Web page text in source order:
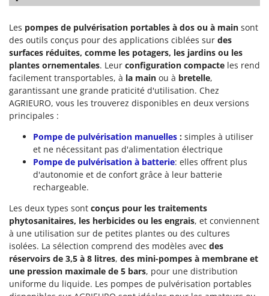
Les pompes de pulvérisation portables à dos ou à main sont
des outils conçus pour des applications ciblées sur des
surfaces réduites, comme les potagers, les jardins ou les
plantes ornementales. Leur configuration compacte les rend
facilement transportables, à la main ou à bretelle,
garantissant une grande praticité d'utilisation. Chez
AGRIEURO, vous les trouverez disponibles en deux versions
principales :
Pompe de pulvérisation manuelles : simples à utiliser
et ne nécessitant pas d'alimentation électrique
Pompe de pulvérisation à batterie: elles offrent plus
d'autonomie et de confort grâce à leur batterie
rechargeable.
Les deux types sont conçus pour les traitements
phytosanitaires, les herbicides ou les engrais, et conviennent
à une utilisation sur de petites plantes ou des cultures
isolées. La sélection comprend des modèles avec des
réservoirs de 3,5 à 8 litres, des mini-pompes à membrane et
une pression maximale de 5 bars, pour une distribution
uniforme du liquide. Les pompes de pulvérisation portables